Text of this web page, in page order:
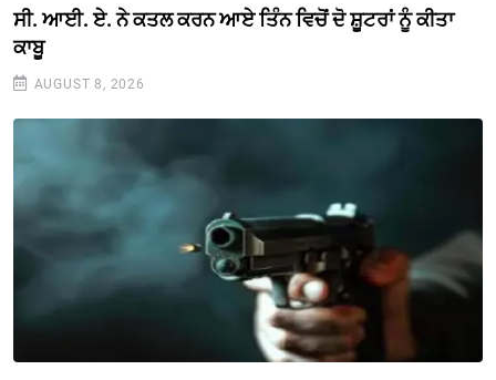
ਸੀ. ਆਈ. ਏ. ਨੇ ਕਤਲ ਕਰਨ ਆਏ ਤਿੰਨ ਵਿਚੋਂ ਦੋ ਸ਼ੂਟਰਾਂ ਨੂੰ ਕੀਤਾ
ਕਾਬੂ
AUGUST 8, 2026